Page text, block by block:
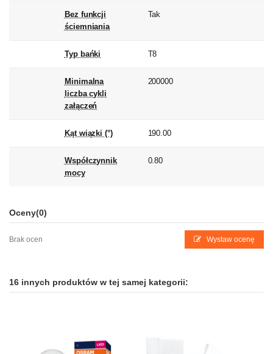
Bez funkcji
ściemniania
Tak
Typ bańki T8
Minimalna
liczba cykli
załączeń
200000
Kąt wiązki (°) 190.00
Współczynnik
mocy
0.80
Oceny(0)
Brak ocen Wystaw ocenę
16 innych produktów w tej samej kategorii: